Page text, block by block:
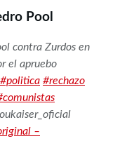
Pool
contra Zurdos en
el apruebo
#politica #rechazo
–